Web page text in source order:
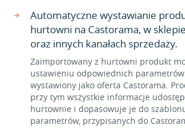
Automatyczne wystawianie
hurtowni na Castorama, w
oraz innych kanałach sprzedaży.
Zaimportowany z hurtowni produkt
ustawieniu odpowiednich
wystawiony jako oferta Castorama.
przy tym wszystkie informacje
hurtownie i dopasowuje je do
parametrów, przypisanych do